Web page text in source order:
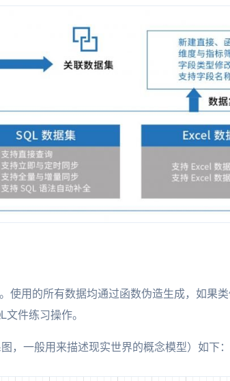
使用的所有数据均通过函数伪造生成，如果
件练习操作。
，一般用来描述现实世界的概念模型）如下：